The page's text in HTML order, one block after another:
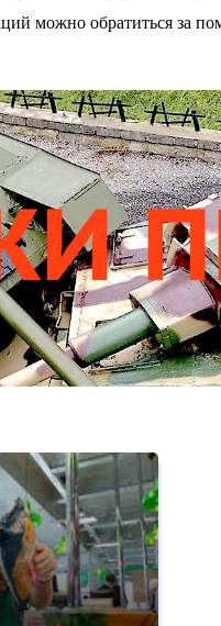
можно обратиться